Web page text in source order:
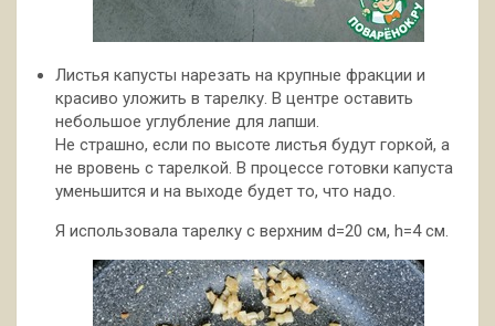
Листья капусты нарезать на крупные фракции и
красиво уложить в тарелку. В центре оставить
небольшое углубление для лапши.
Не страшно, если по высоте листья будут горкой, а
не вровень с тарелкой. В процессе готовки капуста
уменьшится и на выходе будет то, что надо.
Я использовала тарелку с верхним d=20 см, h=4 см.